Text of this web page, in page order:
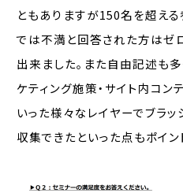
ともありますが150名を超える
では不満と回答された方はゼ
出来ました。また自由記述も
ケティング施策・サイト内コン
いった様々なレイヤーでブラ
収集できたといった点もポイン